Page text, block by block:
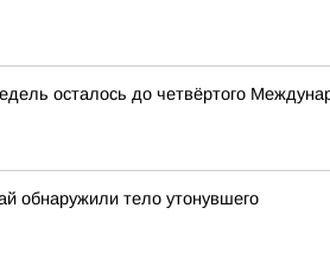
осталось до четвёртого
обнаружили тело утонувшего